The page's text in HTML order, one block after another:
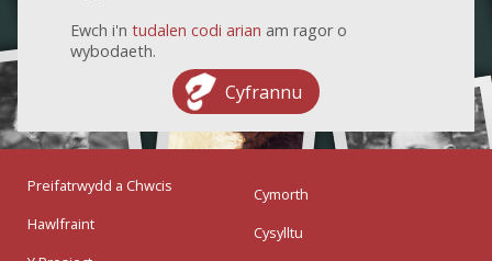
Ewch i'n tudalen codi arian am ragor o
wybodaeth.
Cyfrannu
Preifatrwydd a Chwcis
Hawlfraint
Cymorth
Cysylltu